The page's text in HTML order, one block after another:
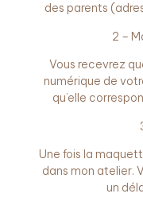
des parents
2 –
Vous recevrez
numérique de
qu’elle
Une fois la
dans mon atelier.
un